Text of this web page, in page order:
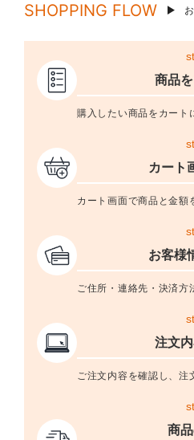
SHOPPING FLOW
商品
購入したい商品をカート
カート
カート画面で商品と金額
お客様
ご住所・連絡先・決済方
注文
ご注文内容を確認し、注
商